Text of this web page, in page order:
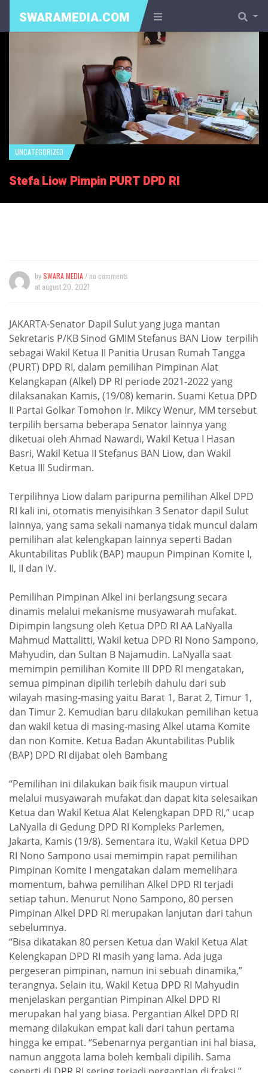
SWARAMEDIA.COM
UNCATEGORIZED
Stefa Liow Pimpin PURT DPD RI
bySWARA MEDIA / no comments
at august 20, 2021
JAKARTA-Senator Dapil Sulut yang juga mantan
Sekretaris P/KB Sinod GMIM Stefanus BAN Liow terpilih
sebagai Wakil Ketua II Panitia Urusan Rumah Tangga
(PURT) DPD RI, dalam pemilihan Pimpinan Alat
Kelangkapan (Alkel) DP RI periode 2021-2022 yang
dilaksanakan Kamis, (19/08) kemarin. Suami Ketua DPD
II Partai Golkar Tomohon Ir. Mikcy Wenur, MM tersebut
terpilih bersama beberapa Senator lainnya yang
diketuai oleh Ahmad Nawardi, Wakil Ketua I Hasan
Basri, Wakil Ketua II Stefanus BAN Liow, dan Wakil
Ketua III Sudirman.
Terpilihnya Liow dalam paripurna pemilihan Alkel DPD
RI kali ini, otomatis menyisihkan 3 Senator dapil Sulut
lainnya, yang sama sekali namanya tidak muncul dalam
pemilihan alat kelengkapan lainnya seperti Badan
Akuntabilitas Publik (BAP) maupun Pimpinan Komite I,
II, II dan IV.
Pemilihan Pimpinan Alkel ini berlangsung secara
dinamis melalui mekanisme musyawarah mufakat.
Dipimpin langsung oleh Ketua DPD RI AA LaNyalla
Mahmud Mattalitti, Wakil ketua DPD RI Nono Sampono,
Mahyudin, dan Sultan B Najamudin. LaNyalla saat
memimpin pemilihan Komite III DPD RI mengatakan,
semua pimpinan dipilih terlebih dahulu dari sub
wilayah masing-masing yaitu Barat 1, Barat 2, Timur 1,
dan Timur 2. Kemudian baru dilakukan pemilihan ketua
dan wakil ketua di masing-masing Alkel utama Komite
dan non Komite. Ketua Badan Akuntabilitas Publik
(BAP) DPD RI dijabat oleh Bambang
“Pemilihan ini dilakukan baik fisik maupun virtual
melalui musyawarah mufakat dan dapat kita selesaikan
Ketua dan Wakil Ketua Alat Kelengkapan DPD RI,” ucap
LaNyalla di Gedung DPD RI Kompleks Parlemen,
Jakarta, Kamis (19/8). Sementara itu, Wakil Ketua DPD
RI Nono Sampono usai memimpin rapat pemilihan
Pimpinan Komite I mengatakan dalam memelihara
momentum, bahwa pemilihan Alkel DPD RI terjadi
setiap tahun. Menurut Nono Sampono, 80 persen
Pimpinan Alkel DPD RI merupakan lanjutan dari tahun
sebelumnya.
“Bisa dikatakan 80 persen Ketua dan Wakil Ketua Alat
Kelengkapan DPD RI masih yang lama. Ada juga
pergeseran pimpinan, namun ini sebuah dinamika,”
terangnya. Selain itu, Wakil Ketua DPD RI Mahyudin
menjelaskan pergantian Pimpinan Alkel DPD RI
merupakan hal yang biasa. Pergantian Alkel DPD RI
memang dilakukan empat kali dari tahun pertama
hingga ke empat. “Sebenarnya pergantian ini hal biasa,
namun anggota lama boleh kembali dipilih. Sama